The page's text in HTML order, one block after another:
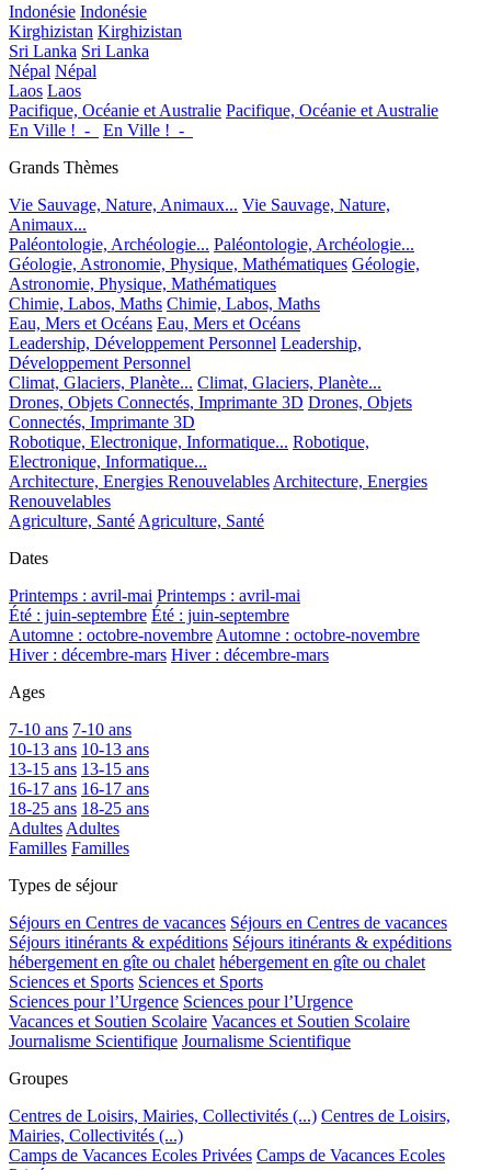
Indonésie Indonésie
Kirghizistan Kirghizistan
Sri Lanka Sri Lanka
Népal Népal
Laos Laos
Pacifique, Océanie et Australie Pacifique, Océanie et Australie
En Ville !_-_
En Ville !_-_
Grands Thèmes
Vie Sauvage, Nature, Animaux... Vie Sauvage, Nature,
Animaux...
Paléontologie, Archéologie... Paléontologie, Archéologie...
Géologie, Astronomie, Physique, Mathématiques Géologie,
Astronomie, Physique, Mathématiques
Chimie, Labos, Maths Chimie, Labos, Maths
Eau, Mers et Océans Eau, Mers et Océans
Leadership, Développement Personnel Leadership,
Développement Personnel
Climat, Glaciers, Planète... Climat, Glaciers, Planète...
Drones, Objets Connectés, Imprimante 3D Drones, Objets
Connectés, Imprimante 3D
Robotique, Electronique, Informatique... Robotique,
Electronique, Informatique...
Architecture, Energies Renouvelables Architecture, Energies
Renouvelables
Agriculture, Santé Agriculture, Santé
Dates
Printemps : avril-mai Printemps : avril-mai
Été : juin-septembre Été : juin-septembre
Automne : octobre-novembre Automne : octobre-novembre
Hiver : décembre-mars Hiver : décembre-mars
Ages
7-10 ans 7-10 ans
10-13 ans 10-13 ans
13-15 ans 13-15 ans
16-17 ans 16-17 ans
18-25 ans 18-25 ans
Adultes Adultes
Familles Familles
Types de séjour
Séjours en Centres de vacances Séjours en Centres de vacances
Séjours itinérants & expéditions Séjours itinérants & expéditions
hébergement en gîte ou chalet hébergement en gîte ou chalet
Sciences et Sports Sciences et Sports
Sciences pour l’Urgence Sciences pour l’Urgence
Vacances et Soutien Scolaire Vacances et Soutien Scolaire
Journalisme Scientifique Journalisme Scientifique
Groupes
Centres de Loisirs, Mairies, Collectivités (...) Centres de Loisirs,
Mairies, Collectivités (...)
Camps de Vacances Ecoles Privées Camps de Vacances Ecoles